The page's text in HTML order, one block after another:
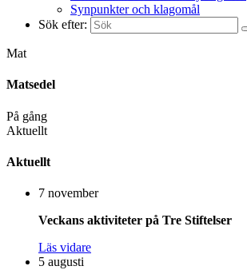
Synpunkter och klagomål
Sök efter:
Mat
Matsedel
På gång
Aktuellt
Aktuellt
7 november
Veckans aktiviteter på Tre Stiftelser
Läs vidare
5 augusti